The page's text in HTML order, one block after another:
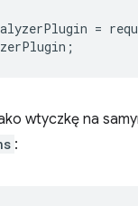
=
;
wtyczkę na
: